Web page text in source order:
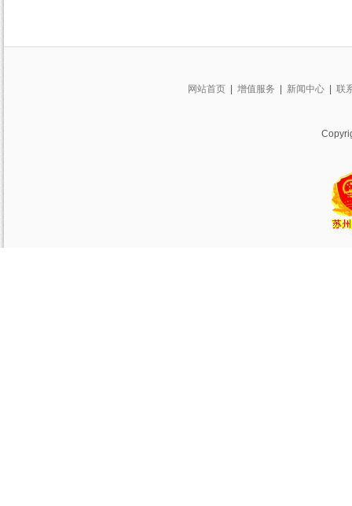
网站首页 增值服务 新闻中心 联